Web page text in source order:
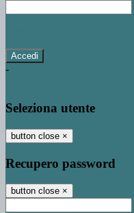
-
Seleziona utente
button close ×
Recupero password
button close ×